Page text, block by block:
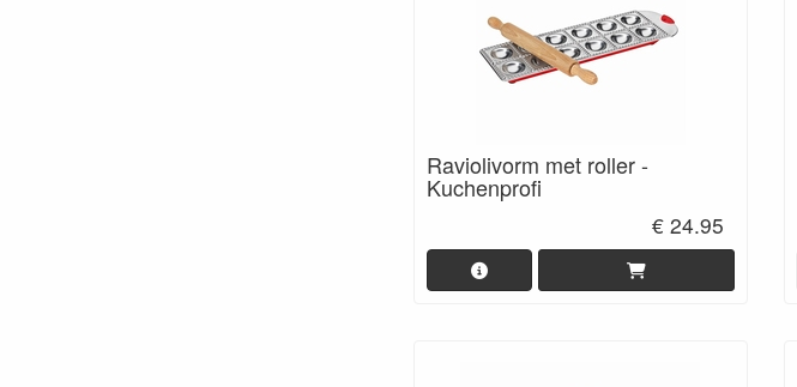
Raviolivorm met roller -
Kuchenprofi
€ 24.95